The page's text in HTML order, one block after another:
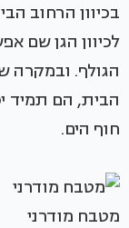
בכיוון הרחוב
לכיוון הגן שם
הגולף. ובמקרה
הבית, הם תמיד
חוף הים.
מטבח מודרני